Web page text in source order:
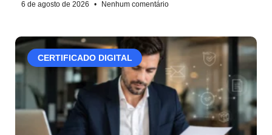
6 de agosto de 2026 Nenhum comentário
CERTIFICADO DIGITAL